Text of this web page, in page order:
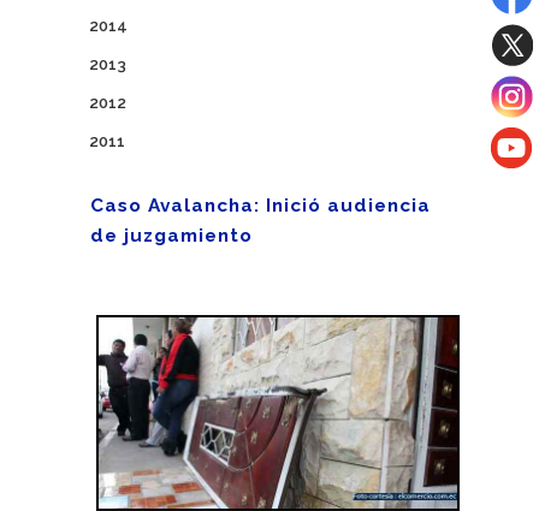
2014
2013
2012
2011
Caso Avalancha: Inició audiencia
de juzgamiento